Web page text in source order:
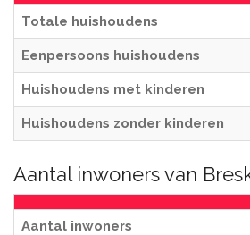
Totale huishoudens
Eenpersoons huishoudens
Huishoudens met kinderen
Huishoudens zonder kinderen
Aantal inwoners van
Aantal inwoners